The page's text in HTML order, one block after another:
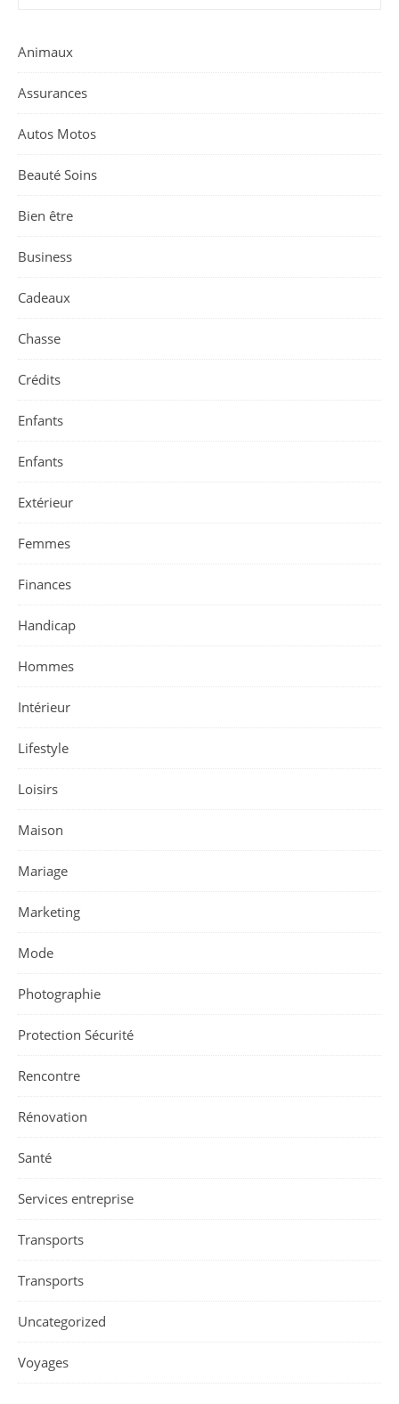
Animaux
Assurances
Autos Motos
Beauté Soins
Bien être
Business
Cadeaux
Chasse
Crédits
Enfants
Enfants
Extérieur
Femmes
Finances
Handicap
Hommes
Intérieur
Lifestyle
Loisirs
Maison
Mariage
Marketing
Mode
Photographie
Protection Sécurité
Rencontre
Rénovation
Santé
Services entreprise
Transports
Transports
Uncategorized
Voyages